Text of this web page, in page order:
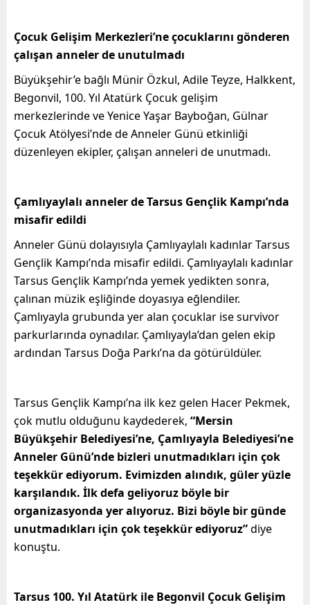
Çocuk Gelişim Merkezleri’ne çocuklarını gönderen
çalışan anneler de unutulmadı
Büyükşehir’e bağlı Münir Özkul, Adile Teyze, Halkkent,
Begonvil, 100. Yıl Atatürk Çocuk gelişim
merkezlerinde ve Yenice Yaşar Bayboğan, Gülnar
Çocuk Atölyesi’nde de Anneler Günü etkinliği
düzenleyen ekipler, çalışan anneleri de unutmadı.
Çamlıyaylalı anneler de Tarsus Gençlik Kampı’nda
misafir edildi
Anneler Günü dolayısıyla Çamlıyaylalı kadınlar Tarsus
Gençlik Kampı’nda misafir edildi. Çamlıyaylalı kadınlar
Tarsus Gençlik Kampı’nda yemek yedikten sonra,
çalınan müzik eşliğinde doyasıya eğlendiler.
Çamlıyayla grubunda yer alan çocuklar ise survivor
parkurlarında oynadılar. Çamlıyayla’dan gelen ekip
ardından Tarsus Doğa Parkı’na da götürüldüler.
Tarsus Gençlik Kampı’na ilk kez gelen Hacer Pekmek,
çok mutlu olduğunu kaydederek, “Mersin
Büyükşehir Belediyesi’ne, Çamlıyayla Belediyesi’ne
Anneler Günü’nde bizleri unutmadıkları için çok
teşekkür ediyorum. Evimizden alındık, güler yüzle
karşılandık. İlk defa geliyoruz böyle bir
organizasyonda yer alıyoruz. Bizi böyle bir günde
unutmadıkları için çok teşekkür ediyoruz”diye
konuştu.
Tarsus 100. Yıl Atatürk ile Begonvil Çocuk Gelişim